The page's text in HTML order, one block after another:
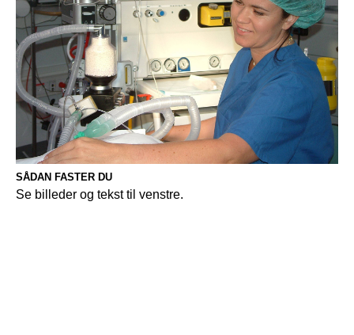
SÅDAN FASTER DU
Se billeder og tekst til venstre.